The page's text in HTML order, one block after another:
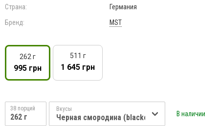
Страна:
Германия
Бренд:
MST
262 г
995 грн
511 г
1 645 грн
38 порций
262 г
Вкусы
Черная смородина (blackcurrant) В наличии